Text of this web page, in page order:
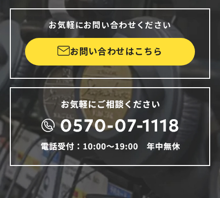
お気軽にお問い合わせください
お問い合わせはこちら